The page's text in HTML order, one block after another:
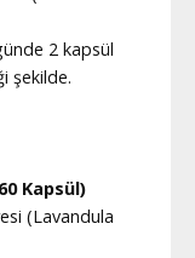
2 kapsül
şekilde.
Kapsül)
(Lavandula